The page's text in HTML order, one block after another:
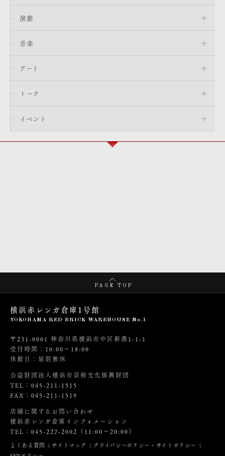
演劇
音楽
アート
トーク
イベント
PAGE TOP
横浜赤レンガ倉庫1号館
YOKOHAMA RED BRICK WAREHOUSE No.1
〒231-0001 神奈川県横浜市中区新港1-1-1
受付時間：10:00～18:00
休館日：原則無休
公益財団法人横浜市芸術文化振興財団
TEL：045-211-1515
FAX：045-211-1519
店舗に関するお問い合わせ
横浜赤レンガ倉庫インフォメーション
TEL：045-227-2002（11:00～20:00）
よくある質問 サイトマップ
プライバシーポリシー・サイトポリシー